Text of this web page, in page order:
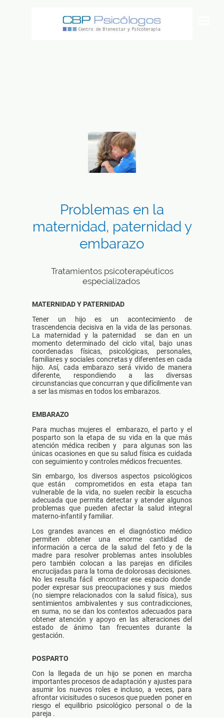
Problemas en la
maternidad, paternidad y
embarazo
Tratamientos psicoterapéuticos
especializados
MATERNIDAD Y PATERNIDAD
Tener un hijo es un acontecimiento de
trascendencia decisiva en la vida de las personas.
La maternidad y la paternidad se dan en un
momento determinado del ciclo vital, bajo unas
coordenadas físicas, psicológicas, personales,
familiares y sociales concretas y diferentes en cada
hijo. Así, cada embarazo será vivido de manera
diferente, respondiendo a las diversas
circunstancias que concurran y que difícilmente van
a ser las mismas en todos los embarazos.
EMBARAZO
Para muchas mujeres el embarazo, el parto y el
posparto son la etapa de su vida en la que más
atención médica reciben y para algunas son las
únicas ocasiones en que su salud física es cuidada
con seguimiento y controles médicos frecuentes.
Sin embargo, los diversos aspectos psicológicos
que están comprometidos en esta etapa tan
vulnerable de la vida, no suelen recibir la escucha
adecuada que permita detectar y atender algunos
problemas que pueden afectar la salud integral
materno-infantil y familiar.
Los grandes avances en el diagnóstico médico
permiten obtener una enorme cantidad de
información a cerca de la salud del feto y de la
madre para resolver problemas antes insolubles
pero también colocan a las parejas en difíciles
encrucijadas para la toma de dolorosas decisiones.
No les resulta fácil encontrar ese espacio donde
poder expresar sus preocupaciones y sus miedos
(no siempre relacionados con la salud física), sus
sentimientos ambivalentes y sus contradicciones,
en suma, no se dan los contextos adecuados para
obtener atención y apoyo en las alteraciones del
estado de ánimo tan frecuentes durante la
gestación.
POSPARTO
Con la llegada de un hijo se ponen en marcha
importantes procesos de adaptación y ajustes para
asumir los nuevos roles e incluso, a veces, para
afrontar vicisitudes o sucesos que pueden poner en
riesgo el equilibrio psicológico personal o de la
pareja .